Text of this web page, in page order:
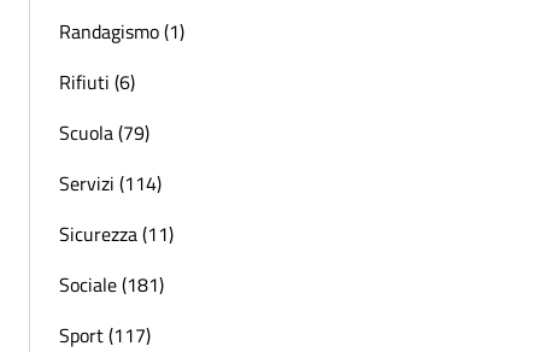
Randagismo (1)
Rifiuti (6)
Scuola (79)
Servizi (114)
Sicurezza (11)
Sociale (181)
Sport (117)